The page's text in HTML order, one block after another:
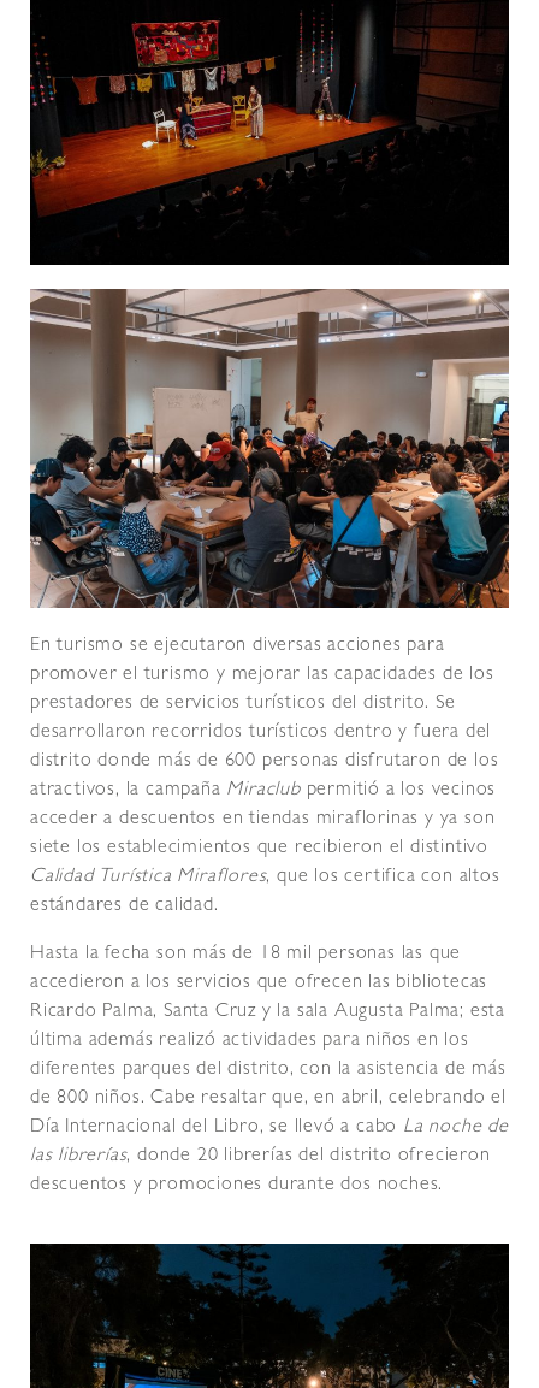
En turismo se ejecutaron diversas acciones para
promover el turismo y mejorar las capacidades de los
prestadores de servicios turísticos del distrito. Se
desarrollaron recorridos turísticos dentro y fuera del
distrito donde más de 600 personas disfrutaron de los
atractivos, la campaña Miraclubpermitió a los vecinos
acceder a descuentos en tiendas miraflorinas y ya son
siete los establecimientos que recibieron el distintivo
Calidad Turística Miraflores, que los certifica con altos
estándares de calidad.
Hasta la fecha son más de 18 mil personas las que
accedieron a los servicios que ofrecen las bibliotecas
Ricardo Palma, Santa Cruz y la sala Augusta Palma; esta
última además realizó actividades para niños en los
diferentes parques del distrito, con la asistencia de más
de 800 niños. Cabe resaltar que, en abril, celebrando el
Día Internacional del Libro, se llevó a cabo La noche de
las librerías, donde 20 librerías del distrito ofrecieron
descuentos y promociones durante dos noches.